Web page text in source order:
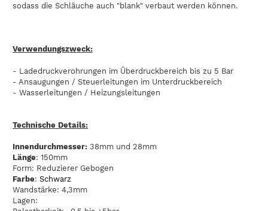
sodass die Schläuche auch "blank" verbaut werden können.
Verwendungszweck:
- Ladedruckverohrungen im Überdruckbereich bis zu 5 Bar
- Ansaugungen / Steuerleitungen im Unterdruckbereich
- Wasserleitungen / Heizungsleitungen
Technische Details:
Innendurchmesser: 38mm und 28mm
Länge: 150mm
Form: Reduzierer Gebogen
Farbe: Schwarz
Wandstärke: 4,3mm
Lagen: